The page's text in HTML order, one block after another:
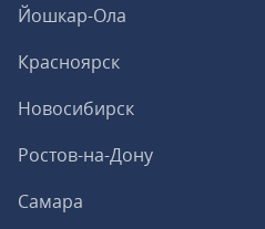
Йошкар-Ола
Красноярск
Новосибирск
Ростов-на-Дону
Самара